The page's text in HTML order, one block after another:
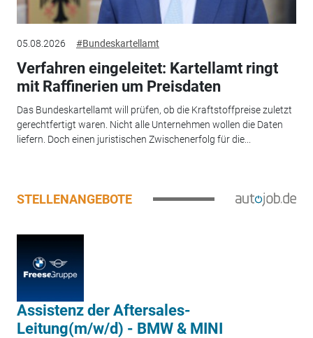
05.08.2026 #Bundeskartellamt
Verfahren eingeleitet: Kartellamt ringt
mit Raffinerien um Preisdaten
Das Bundeskartellamt will prüfen, ob die Kraftstoffpreise zuletzt
gerechtfertigt waren. Nicht alle Unternehmen wollen die Daten
liefern. Doch einen juristischen Zwischenerfolg für die...
STELLENANGEBOTE
Assistenz der Aftersales-
Leitung(m/w/d) - BMW & MINI